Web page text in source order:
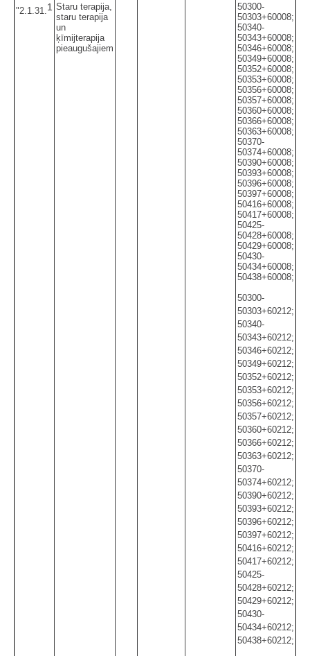
"2.1.31.1 Staru terapija,
staru terapija
un
ķīmijterapija
pieaugušajiem
50300-
50303+60008;
50340-
50343+60008;
50346+60008;
50349+60008;
50352+60008;
50353+60008;
50356+60008;
50357+60008;
50360+60008;
50366+60008;
50363+60008;
50370-
50374+60008;
50390+60008;
50393+60008;
50396+60008;
50397+60008;
50416+60008;
50417+60008;
50425-
50428+60008;
50429+60008;
50430-
50434+60008;
50438+60008;
50300-
50303+60212;
50340-
50343+60212;
50346+60212;
50349+60212;
50352+60212;
50353+60212;
50356+60212;
50357+60212;
50360+60212;
50366+60212;
50363+60212;
50370-
50374+60212;
50390+60212;
50393+60212;
50396+60212;
50397+60212;
50416+60212;
50417+60212;
50425-
50428+60212;
50429+60212;
50430-
50434+60212;
50438+60212;